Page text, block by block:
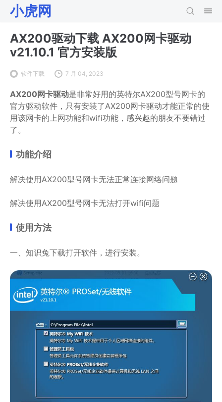
小虎网
AX200驱动下载 AX200网卡驱动
v21.10.1 官方安装版
软件下载 7 月 04, 2023
AX200网卡驱动是非常好用的英特尔AX200型号网卡的
官方驱动软件，只有安装了AX200网卡驱动才能正常的使
用该网卡的上网功能和wifi功能，感兴趣的朋友不要错过
了。
功能介绍
解决使用AX200型号网卡无法正常连接网络问题
解决使用AX200型号网卡无法打开wifi问题
使用方法
一、知识兔下载打开软件，进行安装。